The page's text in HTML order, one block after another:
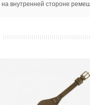
внутренней стороне